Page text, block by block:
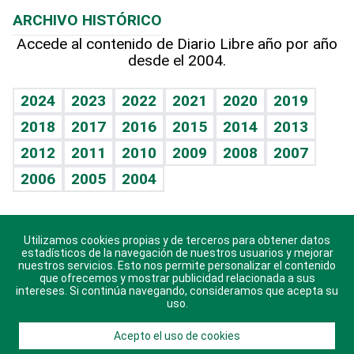
Hablando con el pediatra
Vida y familia
Eñe
Celebrando la vida
Sin complejos
En pocas palabras
Escuchando al corazón
Economía Personal
Línea de hit
BRV
TBT Deportivo
Más firmas
Hecho en casa
Guía del dinero
Cumpleaños
Horóscopos
Juegos
ARCHIVO HISTÓRICO
Accede al contenido de Diario Libre año por año
desde el 2004.
2024 2023 2022 2021 2020
2019
2018
2017 2016 2015 2014
2013
2012
2011 2010 2009 2008
2007
2006
2005 2004
Descarga nuestras aplicaciones para Android, iOS y
sistema Huawei.
© 2021 Diario Libre, todos los derechos reservados.
Utilizamos cookies propias y de terceros para obtener datos
estadísticos de la navegación de nuestros usuarios y mejorar
nuestros servicios. Esto nos permite personalizar el contenido
que ofrecemos y mostrar publicidad relacionada a sus
intereses. Si continúa navegando, consideramos que acepta su
uso.
Acepto el uso de cookies